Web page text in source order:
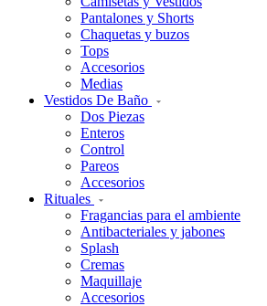
Pantalones y Shorts
Chaquetas y buzos
Tops
Accesorios
Medias
Vestidos De Baño
Dos Piezas
Enteros
Control
Pareos
Accesorios
Rituales
Fragancias para el ambiente
Antibacteriales y jabones
Splash
Cremas
Maquillaje
Accesorios